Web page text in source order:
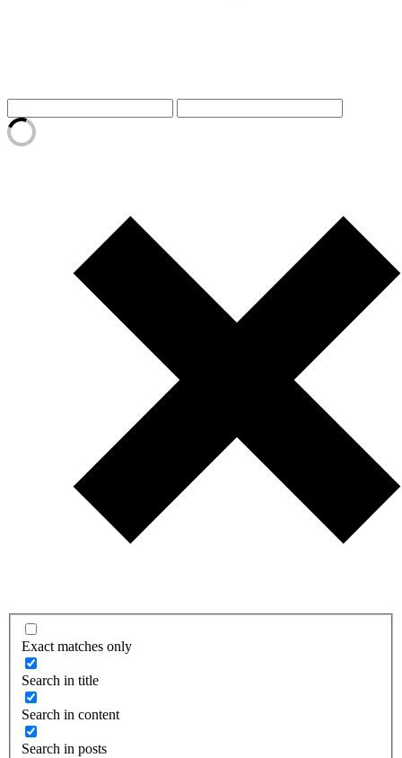
Exact matches only
Search in title
Search in content
Search in posts